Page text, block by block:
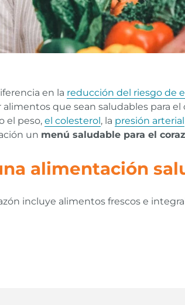
en la reducción del riesgo de
que sean saludables para
el peso, el colesterol , la presión arterial
un menú saludable para el
alimentación
incluye alimentos frescos e